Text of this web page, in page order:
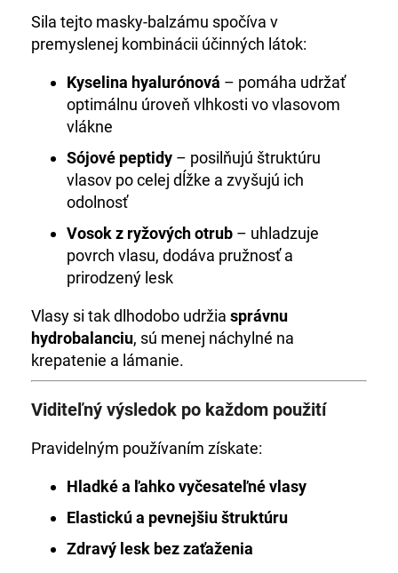
Sila tejto masky-balzámu spočíva v
premyslenej kombinácii účinných látok:
Kyselina hyalurónová – pomáha udržať
optimálnu úroveň vlhkosti vo vlasovom
vlákne
Sójové peptidy – posilňujú štruktúru
vlasov po celej dĺžke a zvyšujú ich
odolnosť
Vosok z ryžových otrub – uhladzuje
povrch vlasu, dodáva pružnosť a
prirodzený lesk
Vlasy si tak dlhodobo udržia správnu
hydrobalanciu, sú menej náchylné na
krepatenie a lámanie.
Viditeľný výsledok po každom použití
Pravidelným používaním získate:
Hladké a ľahko vyčesateľné vlasy
Elastickú a pevnejšiu štruktúru
Zdravý lesk bez zaťaženia